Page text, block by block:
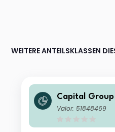
WEITERE ANTEILSKLASSEN
Capital
Opportunities
Valor: 51848469